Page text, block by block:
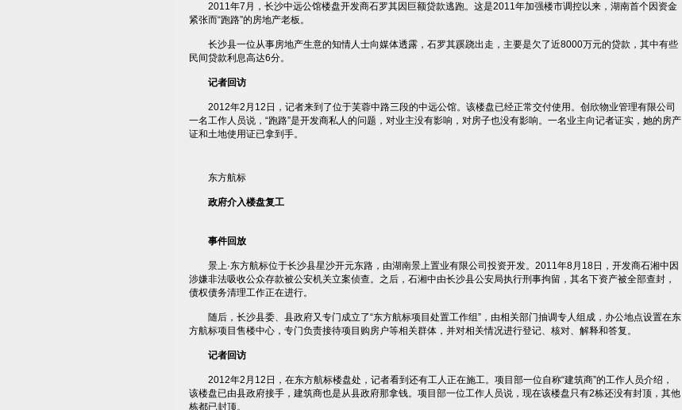
2011年7月，长沙中远公馆楼盘开发商石罗其因巨额贷款逃跑。这是2011年加强楼市调控以来，湖南首个因资金
紧张而“跑路”的房地产老板。
长沙县一位从事房地产生意的知情人士向媒体透露，石罗其蹊跷出走，主要是欠了近8000万元的贷款，其中有些
民间贷款利息高达6分。
记者回访
2012年2月12日，记者来到了位于芙蓉中路三段的中远公馆。该楼盘已经正常交付使用。创欣物业管理有限公司
一名工作人员说，“跑路”是开发商私人的问题，对业主没有影响，对房子也没有影响。一名业主向记者证实，她的房产
证和土地使用证已拿到手。
东方航标
政府介入楼盘复工
事件回放
景上·东方航标位于长沙县星沙开元东路，由湖南景上置业有限公司投资开发。2011年8月18日，开发商石湘中因
涉嫌非法吸收公众存款被公安机关立案侦查。之后，石湘中由长沙县公安局执行刑事拘留，其名下资产被全部查封，
债权债务清理工作正在进行。
随后，长沙县委、县政府又专门成立了“东方航标项目处置工作组”，由相关部门抽调专人组成，办公地点设置在东
方航标项目售楼中心，专门负责接待项目购房户等相关群体，并对相关情况进行登记、核对、解释和答复。
记者回访
2012年2月12日，在东方航标楼盘处，记者看到还有工人正在施工。项目部一位自称“建筑商”的工作人员介绍，
该楼盘已由县政府接手，建筑商也是从县政府那拿钱。项目部一位工作人员说，现在该楼盘只有2栋还没有封顶，其他
栋都已封顶。